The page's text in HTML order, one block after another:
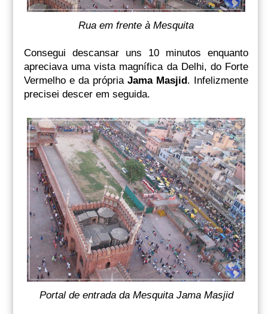
Rua em frente à Mesquita
Consegui descansar uns 10 minutos enquanto
apreciava uma vista magnífica da Delhi, do Forte
Vermelho e da própriaJama Masjid. Infelizmente
precisei descer em seguida.
Portal de entrada da Mesquita Jama Masjid